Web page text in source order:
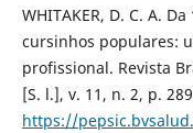
WHITAKER, D. C. A.
cursinhos populares:
profissional. Revista
[S. l.], v. 11, n. 2, p.
https://